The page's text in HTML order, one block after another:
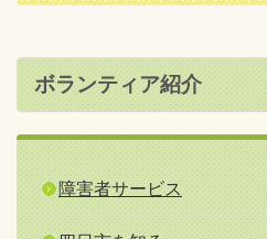
ボランティア紹介
障害者サービス